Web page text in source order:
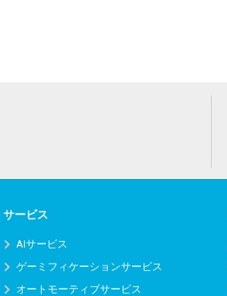
サービス
AIサービス
ゲーミフィケーションサービス
オートモーティブサービス